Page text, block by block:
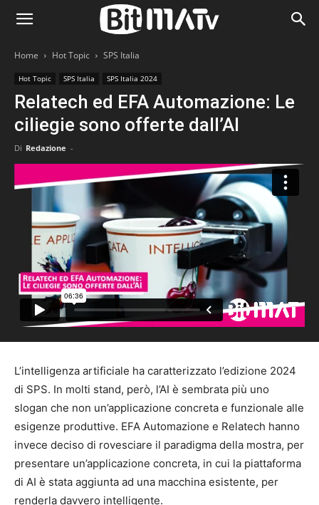
Home Hot Topic SPS Italia
Hot Topic SPS Italia SPS Italia 2024
Relatech ed EFA Automazione: Le
ciliegie sono offerte dall’AI
Di Redazione -
L’intelligenza artificiale ha caratterizzato l’edizione 2024
di SPS. In molti stand, però, l’AI è sembrata più uno
slogan che non un’applicazione concreta e funzionale alle
esigenze produttive. EFA Automazione e Relatech hanno
invece deciso di rovesciare il paradigma della mostra, per
presentare un’applicazione concreta, in cui la piattaforma
di AI è stata aggiunta ad una macchina esistente, per
renderla davvero intelligente.